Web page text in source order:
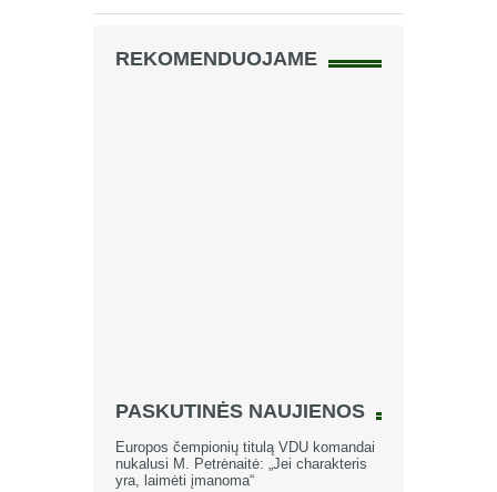
REKOMENDUOJAME
PASKUTINĖS NAUJIENOS
Europos čempionių titulą VDU komandai
nukalusi M. Petrėnaitė: „Jei charakteris
yra, laimėti įmanoma“